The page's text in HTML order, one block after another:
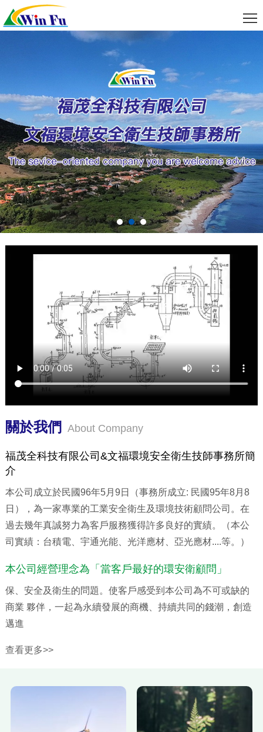
關
们
項
目
新
消
息
聯
絡
我
們
線
上
預
約
資
料
下
載
關於我們 About Company
福茂全科技有限公司&文福環境安全衛生技師事務所簡
介
本公司成立於民國96年5月9日（事務所成立: 民國95年8月8
日），為一家專業的工業安全衛生及環境技術顧問公司。在
過去幾年真誠努力為客戶服務獲得許多良好的實績。（本公
司實績：台積電、宇通光能、光洋應材、亞光應材....等。）
本公司經營理念為「當客戶最好的環安衛顧問」
保、安全及衛生的問題。使客戶感受到本公司為不可或缺的
商業 夥伴，一起為永續發展的商機、持續共同的錢潮，創造
邁進
查看更多>>